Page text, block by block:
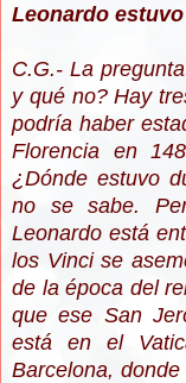
Leonardo
C.G.- La
y qué no? Hay
podría haber
Florencia en
¿Dónde estuvo
no se sabe.
Leonardo está
los Vinci se
de la época del
que ese San
está en el
Barcelona,